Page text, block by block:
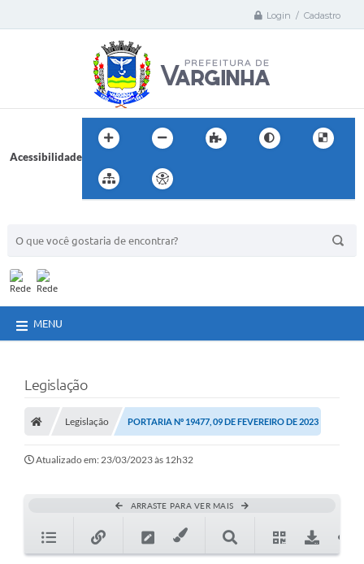
Login / Cadastro
Acessibilidade
MENU
Legislação
Legislação PORTARIA Nº 19477, 09 DE FEVEREIRO DE 2023
Atualizado em: 23/03/2023 às 12h32
ARRASTE PARA VER MAIS